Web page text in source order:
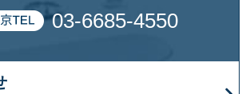
03-6685-4550